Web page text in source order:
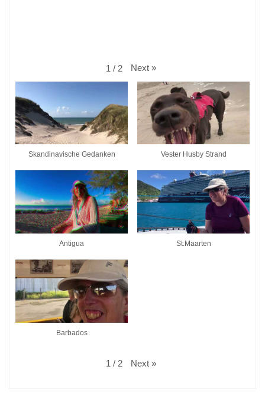
1 / 2 Next »
Skandinavische Gedanken Vester Husby Strand
Antigua St.Maarten
Barbados
1 / 2 Next »